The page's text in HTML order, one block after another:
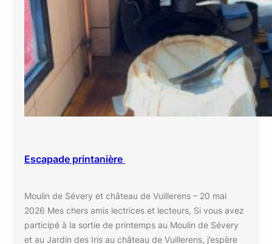
Escapade printanière
Moulin de Sévery et château de Vuillerens – 20 mai
2026 Mes chers amis lectrices et lecteurs, Si vous avez
participé à la sortie de printemps au Moulin de Sévery
et au Jardin des Iris au château de Vuillerens, j’espère